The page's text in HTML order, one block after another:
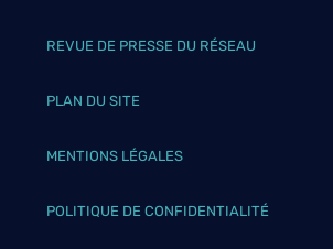
REVUE DE PRESSE DU RÉSEAU
PLAN DU SITE
MENTIONS LÉGALES
POLITIQUE DE CONFIDENTIALITÉ